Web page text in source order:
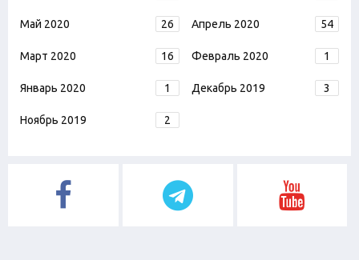
Май 2020 26 Апрель 2020 54
Март 2020 16 Февраль 2020 1
Январь 2020 1 Декабрь 2019 3
Ноябрь 2019 2